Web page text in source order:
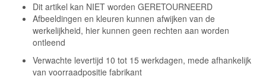
Dit artikel kan NIET worden GERETOURNEERD
Afbeeldingen en kleuren kunnen afwijken van de
werkelijkheid, hier kunnen geen rechten aan worden
ontleend
Verwachte levertijd 10 tot 15 werkdagen, mede afhankelijk
van voorraadpositie fabrikant